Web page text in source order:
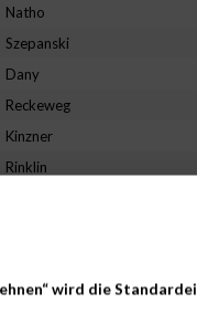
Natho
Szepanski
Dany
Reckeweg
Kinzner
Rinklin
Barisic
wird die